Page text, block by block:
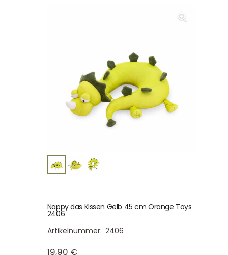
Nappy das Kissen Gelb 45 cm Orange Toys
2406
Artikelnummer: 2406
19,90 €